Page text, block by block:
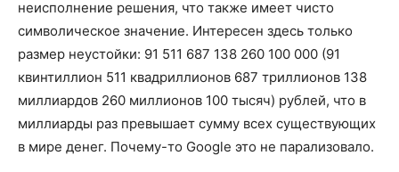
неисполнение решения, что также имеет чисто
символическое значение. Интересен здесь только
размер неустойки: 91 511 687 138 260 100 000 (91
квинтиллион 511 квадриллионов 687 триллионов 138
миллиардов 260 миллионов 100 тысяч) рублей, что в
миллиарды раз превышает сумму всех существующих
в мире денег. Почему-то Google это не парализовало.